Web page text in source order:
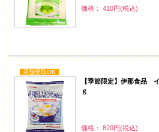
価格： 410円(税込)
店舗受取OK
【季節限定】伊那食品
ｇ
価格： 820円(税込)